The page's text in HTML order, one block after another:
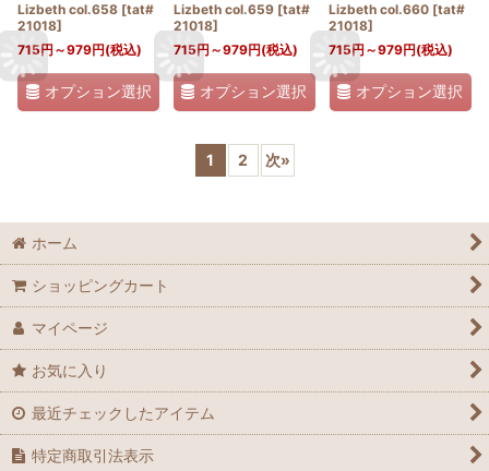
Lizbeth col.658 [tat#
21018]
715円 ～979円(税込)
オプション選択
Lizbeth col.659 [tat#
21018]
715円 ～979円(税込)
オプション選択
Lizbeth col.660 [tat#
21018]
715円 ～979円(税込)
オプション選択
1 2 次»
ホーム
ショッピングカート
マイページ
お気に入り
最近チェックしたアイテム
特定商取引法表示